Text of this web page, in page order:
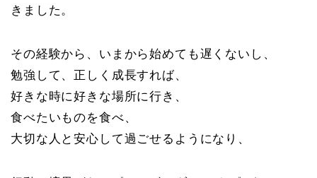
きました。
その経験から、いまから始めても遅くないし、
勉強して、正しく成長すれば、
好きな時に好きな場所に行き、
食べたいものを食べ、
大切な人と安心して過ごせるようになり、